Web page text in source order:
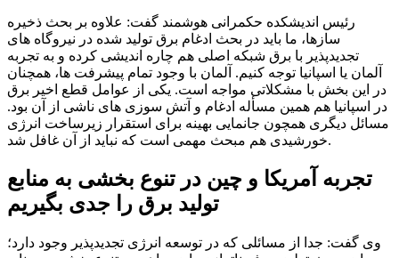
رئیس اندیشکده حکمرانی هوشمند گفت: علاوه بر بحث ذخیره
سازها، ما باید در بحث ادغام برق تولید شده در نیروگاه های
تجدیدپذیر با برق شبکه اصلی هم چاره اندیشی کرده و به تجربه
آلمان یا اسپانیا توجه کنیم. آلمان با وجود تمام پیشرفت ها، همچنان
در این بخش با مشکلاتی مواجه است. یکی از عوامل قطع اخیر برق
در اسپانیا هم همین مسأله ادغام و آتش سوزی های ناشی از آن بود.
مسائل دیگری همچون جانمایی بهینه برای استقرار زیرساخت انرژی
خورشیدی هم مبحث مهمی است که نباید از آن غافل شد.
تجربه آمریکا و چین در تنوع بخشی به منابع
تولید برق را جدی بگیریم
وی گفت: جدا از مسائلی که در توسعه انرژی تجدیدپذیر وجود دارد؛